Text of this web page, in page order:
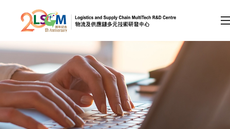
跳到内容（按回车键）
会员登录
A EN 繁 简